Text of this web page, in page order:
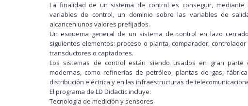
La finalidad de un sistema de control es conseguir, mediante
variables de control, un dominio sobre las variables de
alcancen unos valores prefijados.
Un esquema general de un sistema de control en lazo
siguientes elementos: proceso o planta, comparador,
transductores o captadores.
Los sistemas de control están siendo usados en gran parte
modernas, como refinerías de petróleo, plantas de gas,
distribución eléctrica y en las infraestructuras de
El programa de LD Didactic incluye:
Tecnología de medición y sensores